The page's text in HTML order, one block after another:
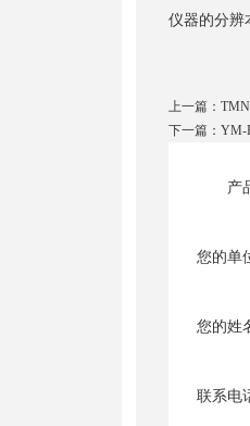
仪器的分辨
上一篇：
下一篇： YM-
产
您的单
您的姓
联系电